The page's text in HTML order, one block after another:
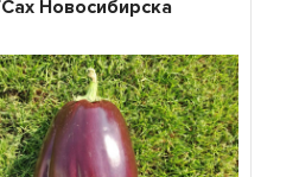
Новосибирска